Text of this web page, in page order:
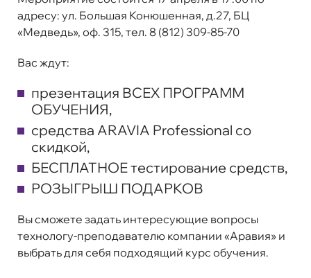
адресу: ул. Большая Конюшенная, д.27, БЦ
«Медведь», оф. 315, тел. 8 (812) 309-85-70
Вас ждут:
презентация ВСЕХ ПРОГРАММ
ОБУЧЕНИЯ,
средства ARAVIA Professional со
скидкой,
БЕСПЛАТНОЕ тестирование средств,
РОЗЫГРЫШ ПОДАРКОВ
Вы сможете задать интересующие вопросы
технологу-преподавателю компании «Аравия» и
выбрать для себя подходящий курс обучения.